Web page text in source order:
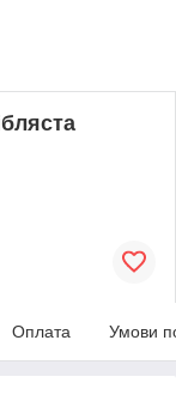
Оплата Умови